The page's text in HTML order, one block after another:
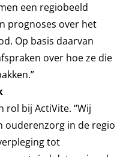
een regiobeeld
prognoses over het
Op basis daarvan
over hoe ze die
rol bij ActiVite. “Wij
ouderenzorg in de regio
tot